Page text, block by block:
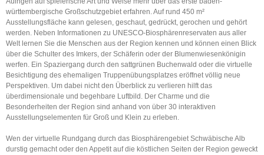
württembergische Großschutzgebiet erfahren. Auf rund 450 m²
Ausstellungsfläche kann gelesen, geschaut, gedrückt, gerochen und gehört
werden. Neben Informationen zu UNESCO-Biosphärenreservaten aus aller
Welt lernen Sie die Menschen aus der Region kennen und können einen Blick
über die Schulter des Imkers, der Schäferin oder der Blumenwiesenkönigin
werfen. Ein Spaziergang durch den sattgrünen Buchenwald oder die virtuelle
Besichtigung des ehemaligen Truppenübungsplatzes eröffnet völlig neue
Perspektiven. Um dabei nicht den Überblick zu verlieren hilft das
überdimensionale und begehbare Luftbild. Der Charme und die
Besonderheiten der Region sind anhand von über 30 interaktiven
Ausstellungselementen für Groß und Klein zu erleben.
Wen der virtuelle Rundgang durch das Biosphärengebiet Schwäbische Alb
durstig gemacht oder den Appetit auf die köstlichen Seiten der Region geweckt